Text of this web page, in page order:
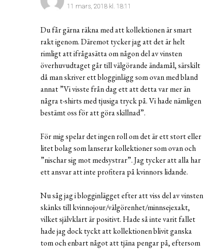
11 mars, 2018 kl. 18:11
Du får gärna räkna med att kollektionen är smart
rakt igenom. Däremot tycker jag att det är helt
rimligt att ifrågasätta om någon del av vinsten
överhuvudtaget går till välgörande ändamål, särskilt
då man skriver ett blogginlägg som ovan med bland
annat ”Vi visste från dag ett att detta var mer än
några t-shirts med tjusiga tryck på. Vi hade nämligen
bestämt oss för att göra skillnad”.
För mig spelar det ingen roll om det är ett stort eller
litet bolag som lanserar kollektioner som ovan och
”nischar sig mot medsystrar”. Jag tycker att alla har
ett ansvar att inte profitera på kvinnors lidande.
Nu såg jag i blogginlägget efter att viss del av vinsten
skänks till kvinnojour/välgörenhet/minnsejexakt,
vilket självklart är positivt. Hade så inte varit fallet
hade jag dock tyckt att kollektionen blivit ganska
tom och enbart något att tjäna pengar på, eftersom